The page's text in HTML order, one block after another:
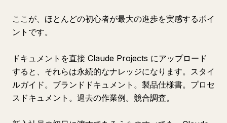
ここが、ほとんどの初心者が最大の進歩を実感するポイ
ントです。
ドキュメントを直接 Claude Projects にアップロード
すると、それらは永続的なナレッジになります。スタイ
ルガイド。ブランドドキュメント。製品仕様書。プロセ
スドキュメント。過去の作業例。競合調査。